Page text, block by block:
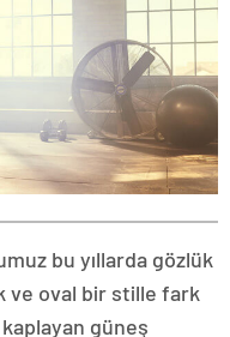
bu yıllarda gözlük
ve oval bir stille fark
güneş